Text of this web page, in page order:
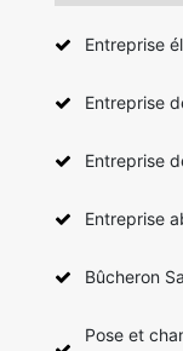
Entreprise
Entreprise
Entreprise
Entreprise
Bûcheron
Pose et